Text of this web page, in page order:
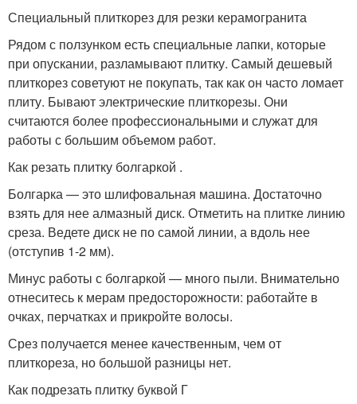
Специальный плиткорез для резки керамогранита
Рядом с ползунком есть специальные лапки, которые
при опускании, разламывают плитку. Самый дешевый
плиткорез советуют не покупать, так как он часто ломает
плиту. Бывают электрические плиткорезы. Они
считаются более профессиональными и служат для
работы с большим объемом работ.
Как резать плитку болгаркой .
Болгарка — это шлифовальная машина. Достаточно
взять для нее алмазный диск. Отметить на плитке линию
среза. Ведете диск не по самой линии, а вдоль нее
(отступив 1-2 мм).
Минус работы с болгаркой — много пыли. Внимательно
отнеситесь к мерам предосторожности: работайте в
очках, перчатках и прикройте волосы.
Срез получается менее качественным, чем от
плиткореза, но большой разницы нет.
Как подрезать плитку буквой Г